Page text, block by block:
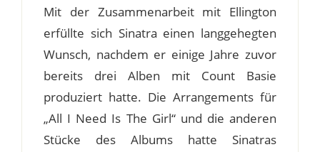
Mit der Zusammenarbeit mit Ellington
erfüllte sich Sinatra einen langgehegten
Wunsch, nachdem er einige Jahre zuvor
bereits drei Alben mit Count Basie
produziert hatte. Die Arrangements für
„All I Need Is The Girl“ und die anderen
Stücke des Albums hatte Sinatras